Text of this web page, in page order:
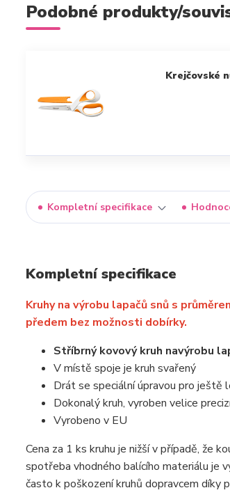
Podobné produkty/
Krejčovské
Kompletní specifikace
Kompletní specifikace
Kruhy na výrobu lapačů snů s
předem bez možnosti dobírky.
Stříbrný kovový kruh navýrobu
V místě spoje je kruh svařený
Drát se speciální úpravou pro ještě
Dokonalý kruh, vyroben velice
Vyrobeno v EU
Cena za 1 ks kruhu je nižší v případě, že
spotřeba vhodného balícího materiálu je
často k poškození kruhů dopravcem díky